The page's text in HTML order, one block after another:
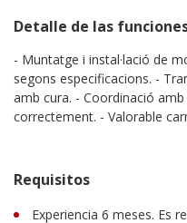
Detalle de las
- Muntatge i instal·lació de
segons especificacions. -
amb cura. - Coordinació
correctement. - Valorable
Requisitos
Experiencia 6 meses. Es